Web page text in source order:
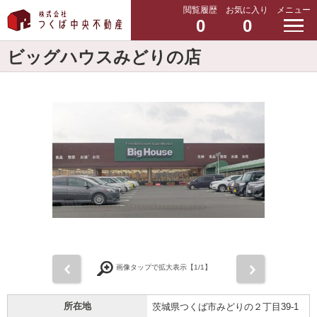
閲覧履歴
0
お気に入り
0
メニュー
ビッグハウスみどりの店
画像タップで拡大表示【1/1】
所在地 茨城県つくば市みどりの２丁目39-1